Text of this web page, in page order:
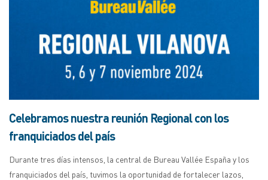
Celebramos nuestra reunión Regional con los
franquiciados del país
Durante tres días intensos, la central de Bureau Vallée España y los
franquiciados del país, tuvimos la oportunidad de fortalecer lazos,